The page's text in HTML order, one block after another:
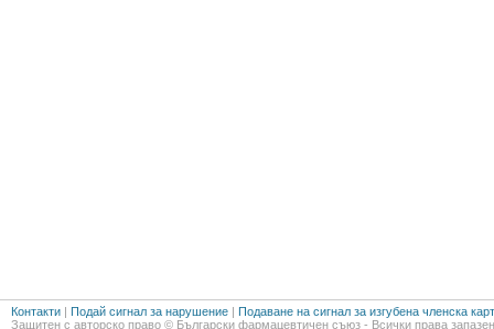
Контакти | Подай сигнал за нарушение | Подаване на сигнал за изгубена членска
Защитен с авторско право © Български фармацевтичен съюз - Всички права